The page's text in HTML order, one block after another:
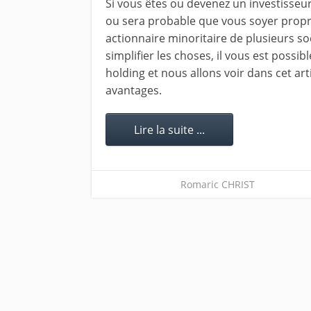
Si vous êtes ou devenez un
ou sera probable que vous soyer
actionnaire minoritaire de plusieurs
simplifier les choses, il vous est
holding et nous allons voir dans cet
avantages.
Lire la suite ...
Romaric CHRIST